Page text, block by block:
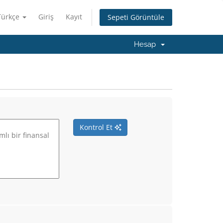
Giriş Kayıt Sepeti Görüntüle
Hesap
Kontrol Et